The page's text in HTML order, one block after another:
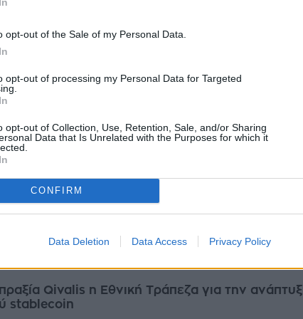
opt-out of the Sale of my Personal Data.
opt-out of processing my Personal Data for Targeted
opt-out of Collection, Use, Retention, Sale, and/or Sharing
Data that Is Unrelated with the Purposes for which it
CONFIRM
Data Deletion Data Access Privacy Policy
καλής απόδοσης και επίτευξης στόχων. Οπως ανακοινώθηκε, η
2026
666 εκατ. ευρώ από προμήθειες σε ένα
και υπηρεσίες αποτέλεσαν ατμομηχανή κερδοφορίας των
...
2026
Qivalis η Εθνική Τράπεζα για την
stablecoin